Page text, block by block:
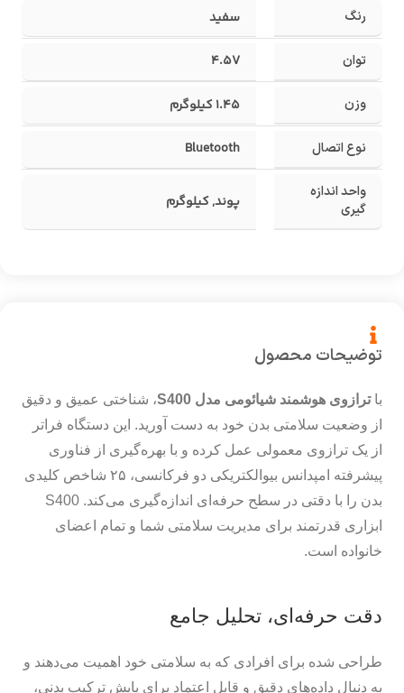
توضیحات محصول
باترازوی هوشمند شیائومی مدل S400
، شناختی عمیق و دقیق
از وضعیت سلامتی بدن خود به دست آورید. این دستگاه فراتر
از یک ترازوی معمولی عمل کرده و با بهره‌گیری از فناوری
پیشرفته امپدانس بیوالکتریکی دو فرکانسی، ۲۵ شاخص کلیدی
بدن را با دقتی در سطح حرفه‌ای اندازه‌گیری می‌کند. S400
ابزاری قدرتمند برای مدیریت سلامتی شما و تمام اعضای
خانواده است.
دقت حرفه‌ای، تحلیل جامع
طراحی شده برای افرادی که به سلامتی خود اهمیت می‌دهند و
به دنبال داده‌های دقیق و قابل اعتماد برای پایش ترکیب بدنی،
رنگ سفید
توان 4.5V
وزن 1.45 کیلوگرم
نوع اتصال Bluetooth
واحد اندازه
گیری
پوند, کیلوگرم